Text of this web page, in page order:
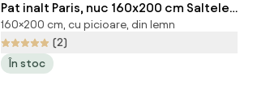
Pat inalt Paris, nuc 160x200 cm Saltele:
Fara saltea, Somiera pat: Cu lamele
drepte
160×200 cm, cu picioare, din lemn
(2)
În stoc